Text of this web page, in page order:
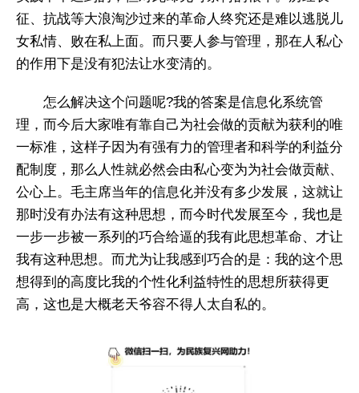
征、抗战等大浪淘沙过来的革命人终究还是难以逃脱儿
女私情、败在私上面。而只要人参与管理，那在人私心
的作用下是没有犯法让水变清的。
怎么解决这个问题呢?我的答案是信息化系统管
理，而今后大家唯有靠自己为社会做的贡献为获利的唯
一标准，这样子因为有强有力的管理者和科学的利益分
配制度，那么人性就必然会由私心变为为社会做贡献、
公心上。毛主席当年的信息化并没有多少发展，这就让
那时没有办法有这种思想，而今时代发展至今，我也是
一步一步被一系列的巧合给逼的我有此思想革命、才让
我有这种思想。而尤为让我感到巧合的是：我的这个思
想得到的高度比我的个性化利益特性的思想所获得更
高，这也是大概老天爷容不得人太自私的。